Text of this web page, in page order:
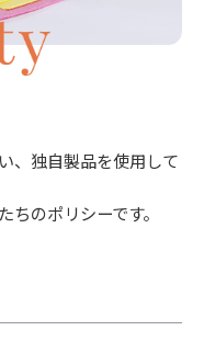
、独自製品を使用して
ちのポリシーです。